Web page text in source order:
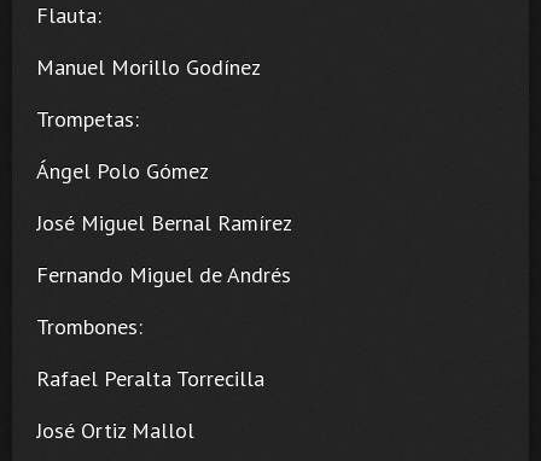
Flauta:
Manuel Morillo Godínez
Trompetas:
Ángel Polo Gómez
José Miguel Bernal Ramírez
Fernando Miguel de Andrés
Trombones:
Rafael Peralta Torrecilla
José Ortiz Mallol